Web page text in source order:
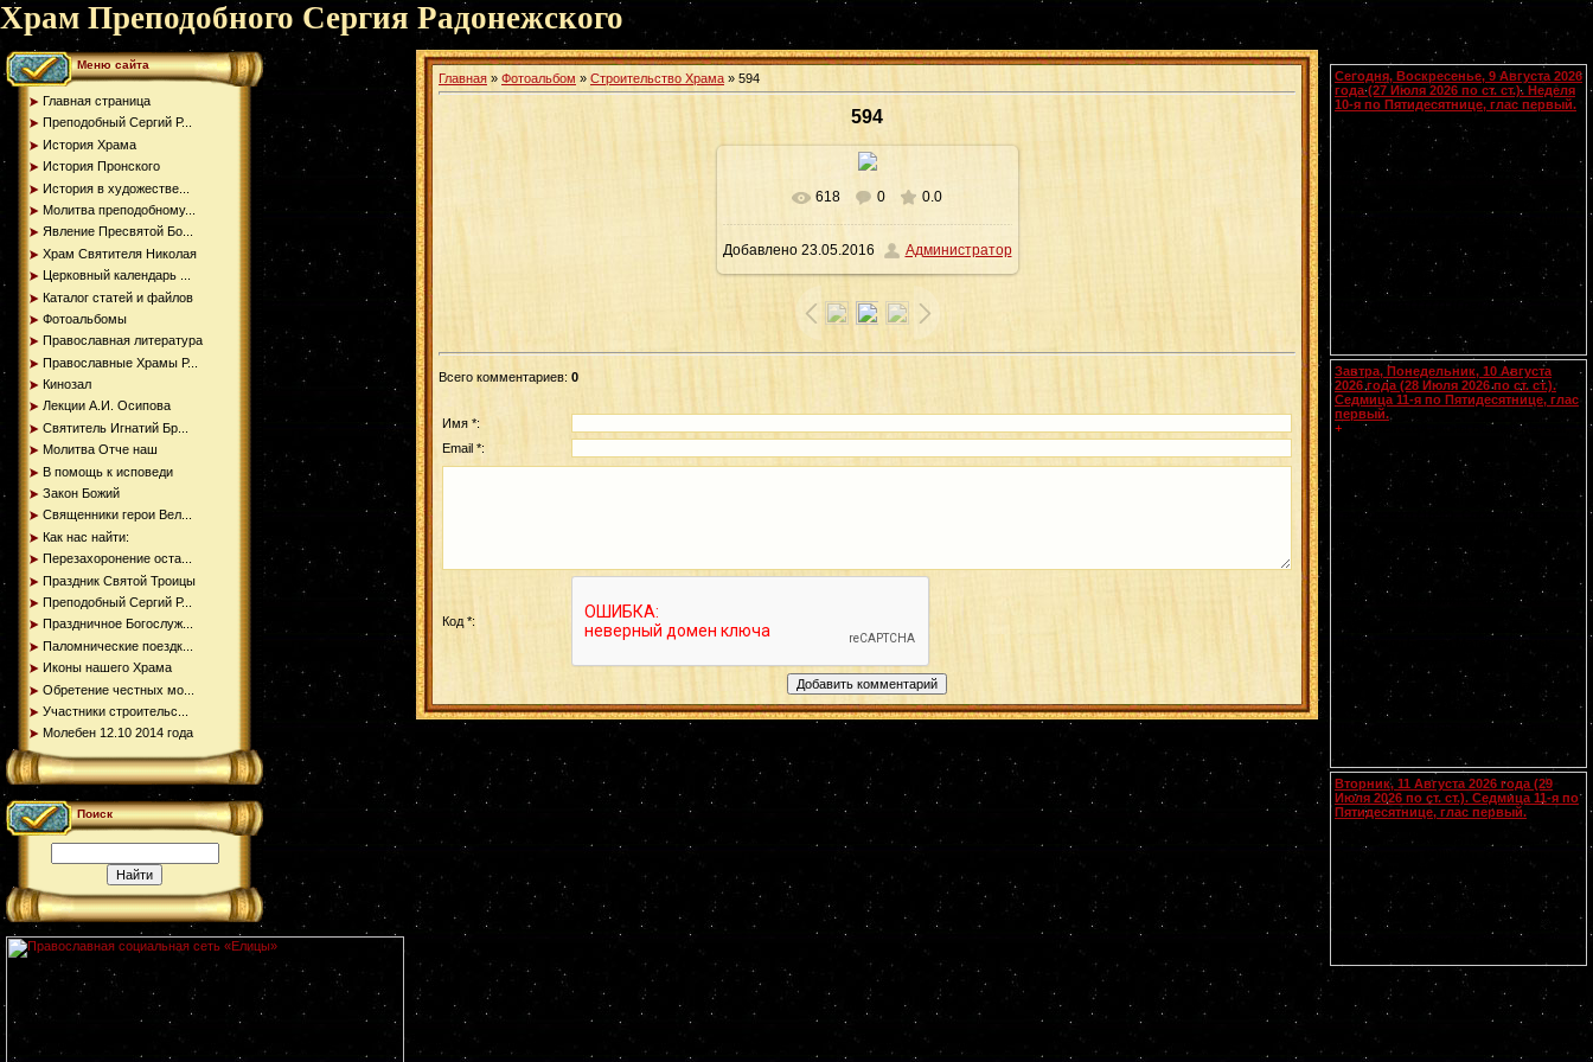
Храм Преподобного Сергия Радонежского
Меню сайта
Главная страница
Преподобный Сергий Р...
История Храма
История Пронского
История в художестве...
Молитва преподобному...
Явление Пресвятой Бо...
Храм Святителя Николая
Церковный календарь ...
Каталог статей и файлов
Фотоальбомы
Православная литература
Православные Храмы Р...
Кинозал
Лекции А.И. Осипова
Святитель Игнатий Бр...
Молитва Отче наш
В помощь к исповеди
Закон Божий
Священники герои Вел...
Как нас найти:
Перезахоронение оста...
Праздник Святой Троицы
Преподобный Сергий Р...
Праздничное Богослуж...
Паломнические поездк...
Иконы нашего Храма
Обретение честных мо...
Участники строительс...
Молебен 12.10 2014 года
Поиск
Главная » Фотоальбом » Строительство Храма » 594
594
В реальном размере 1600x1065
172.6Kb
618 0 0.0
Добавлено23.05.2016 Администратор
Всего комментариев: 0
Имя *:
Email *:
Код *:
Сегодня, Воскресенье, 9 Августа 2026
года (27 Июля 2026 по ст. ст.). Неделя
10-я по Пятидесятнице, глас первый.
Собор Смоленских святых
переходящее празднование в
воскресенье перед 28 июля ). [.:]
и целителя
Пантелеимона
(305). Прп.
Германа Аляскинского (1837). Блж.
юродивого, Новгородского (1392). Прп.
Анфисы игумении и 90 сестер ее (VIII).
Равноапостольных: Климента, еп.
Охридского (916), Наума, Саввы,
Горазда и Ангеляра, учеников свв.
Кирилла и Мефодия (
). Новомч.
Христодула (1777) (
).
Чтения на этот год не определены
Завтра, Понедельник, 10 Августа
2026 года (28 Июля 2026 по ст. ст.).
Седмица 11-я по Пятидесятнице, глас
первый.
+
Смоленской
иконы Божией Матери,
(Путеводительница) (
принесена из
Царьграда в 1046 г.
). Апп. от 70-ти
Прохора, Никанора, Тимона и Пармена
диаконов (I). Свт. Питирима, еп.
Тамбовского (1698). Собор Тамбовских
Печерского, в Дальних пещерах (XIII-
XIV). Мчч. Иулиана Далматского (II),
Евстафия воина (ок. 316) и Акакия (ок.
321). Прп. Ирины, Каппадокийской. Прп.
Павла Ксиропотамита, Афонского.
и Умиление Серафимо-Дивеевской
(1885) икон Божией Матери. Чтимые
Матери: Устюжская (1290),
Выдропусская (XV), Воронинская (1524),
Христофоровская (XVI), Супрасльская
(XVI), Югская (1615), Игрицкая (1624),
Шуйская (1654-1655), Седмиезерная
Лавре) (1730).
Вторник, 11 Августа 2026 года (29
Июля 2026 по ст. ст.). Седмица 11-я по
Пятидесятнице, глас первый.
Константина и Космы Косинских,
Феодотии и трех чад ее (304). Прмч.
Михаила (IX). Мч. Евстафия Мцхетского
Груз.
). Свт. Константина, патр.
Константинопольского. Прп. Романа,
игумена Киржачского. Тамбовской